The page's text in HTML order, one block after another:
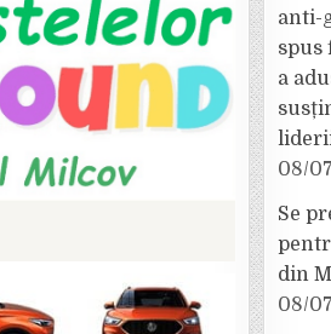
anti-
spus
a
08/
Se
din
08/